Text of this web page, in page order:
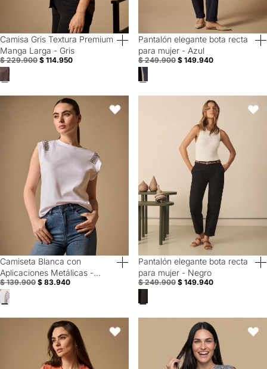
50% Off
Camisa Gris Textura Premium
Manga Larga - Gris
$ 229.900 $ 114.950
40% Off
Pantalón elegante bota recta
para mujer - Azul
$ 249.900 $ 149.940
Camiseta Blanca con Aplicaciones Metálicas - Blanco
40% Off
Camiseta Blanca con
Aplicaciones Metálicas -
Blanco
$ 139.900 $ 83.940
Favoritos
Pantalón elegante bota recta
40% Off
Pantalón elegante bota recta
para mujer - Negro
$ 249.900 $ 149.940
Camiseta Naranja con Bordado Floral - Naranja
Favoritos
Camiseta rayas manga corta